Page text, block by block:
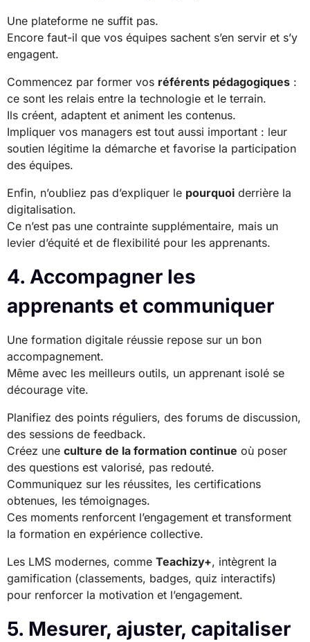
Une plateforme ne suffit pas.
Encore faut-il que vos équipes sachent s’en servir et s’y
engagent.
Commencez par former vos référents pédagogiques :
ce sont les relais entre la technologie et le terrain.
Ils créent, adaptent et animent les contenus.
Impliquer vos managers est tout aussi important : leur
soutien légitime la démarche et favorise la participation
des équipes.
Enfin, n’oubliez pas d’expliquer le pourquoi derrière la
digitalisation.
Ce n’est pas une contrainte supplémentaire, mais un
levier d’équité et de flexibilité pour les apprenants.
4. Accompagner les
apprenants et communiquer
Une formation digitale réussie repose sur un bon
accompagnement.
Même avec les meilleurs outils, un apprenant isolé se
décourage vite.
Planifiez des points réguliers, des forums de discussion,
des sessions de feedback.
Créez une culture de la formation continue où poser
des questions est valorisé, pas redouté.
Communiquez sur les réussites, les certifications
obtenues, les témoignages.
Ces moments renforcent l’engagement et transforment
la formation en expérience collective.
Les LMS modernes, comme Teachizy+, intègrent la
gamification (classements, badges, quiz interactifs)
pour renforcer la motivation et l’engagement.
5. Mesurer, ajuster, capitaliser